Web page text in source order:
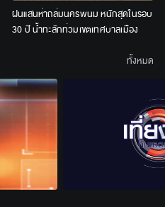
ฝนแสนห่าถล่มนครพนม หนักสุดในรอบ
30 ปี น้ำทะลักท่วมเขตเทศบาลเมือง
ทั้งหมด